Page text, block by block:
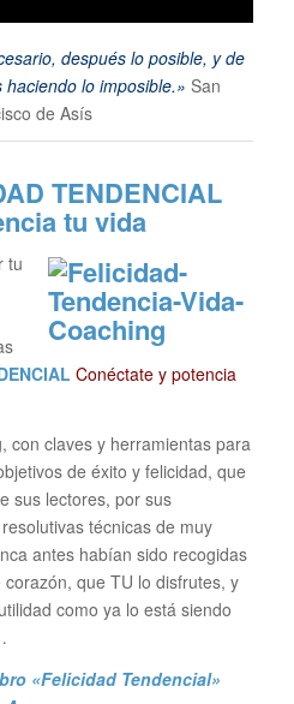
después lo posible, y de
lo imposible.» San
de Asís
TENDENCIAL
tu vida
tu
Conéctate y potencia
con claves y herramientas para
de éxito y felicidad, que
sus lectores, por sus
técnicas de muy
antes habían sido recogidas
que TU lo disfrutes, y
como ya lo está siendo
«Felicidad Tendencial»